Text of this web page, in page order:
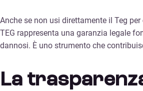
Anche se non usi direttamente il Teg
TEG rappresenta una garanzia legale
dannosi. È uno strumento che
La